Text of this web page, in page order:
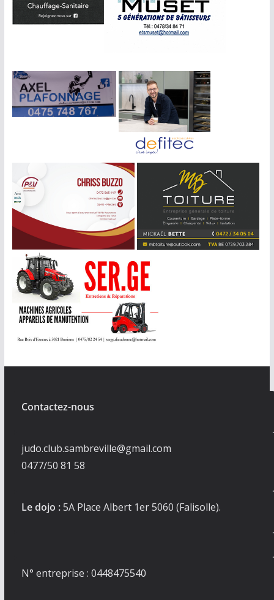
Contactez-nous
judo.club.sambreville@gmail.com
0477/50 81 58
Le dojo :5A Place Albert 1er 5060 (Falisolle).
N° entreprise : 0448475540